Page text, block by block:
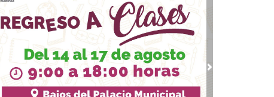
Poza Rica lleva sabor y bienestar a los
mayores con "Sazón y corazón"
05, 2026 / 20:18
fuero a alcalde de Ixhuatlán del Sureste
05, 2026 / 20:05
monseñor José Trinidad Zapata inicio
festejos de la Patrona de los papantecos
Next